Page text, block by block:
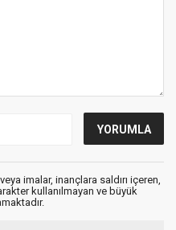
imalar, inançlara saldırı içeren,
kullanılmayan ve büyük